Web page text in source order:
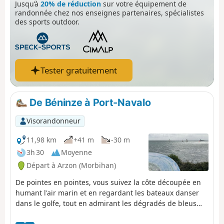
Jusqu’à 20% de réduction sur votre équipement de
randonnée chez nos enseignes partenaires, spécialistes
des sports outdoor.
Tester gratuitement
De Béninze à Port-Navalo
Visorandonneur
11,98 km
+41 m
-30 m
3h 30
Moyenne
Départ à Arzon (Morbihan)
De pointes en pointes, vous suivez la côte découpée en
humant l'air marin et en regardant les bateaux danser
dans le golfe, tout en admirant les dégradés de bleus